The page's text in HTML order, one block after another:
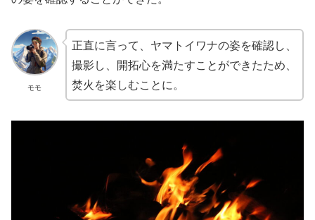
モモ
正直に言って、ヤマトイワナの姿を確認し、
撮影し、開拓心を満たすことができたため、
焚火を楽しむことに。